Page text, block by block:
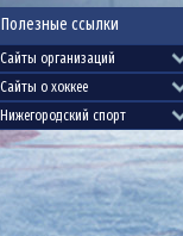
Полезные ссылки